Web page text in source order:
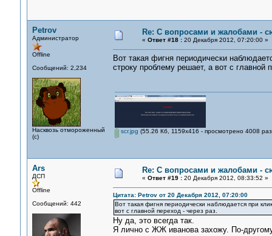
Petrov
Администратор
Offline
Сообщений: 2,234
Насквозь отмороженный
(с)
Re: С вопросами и жалобами -
« Ответ #18 :20 Декабря 2012, 07:20:00 »
Вот такая фигня периодически
строку проблему решает, а вот с главной
scr.jpg (55.26 Кб, 1159x416 - просмотрено 4008
Ars
ДСП
Offline
Сообщений: 442
Re: С вопросами и жалобами -
« Ответ #19 :20 Декабря 2012, 08:33:52 »
Цитата: Petrov от 20 Декабря 2012, 07:20:00
Вот такая фигня периодически наблюдается при
вот с главной переход - через раз.
Ну да, это всегда так.
Я лично с ЖЖ иванова захожу. По-